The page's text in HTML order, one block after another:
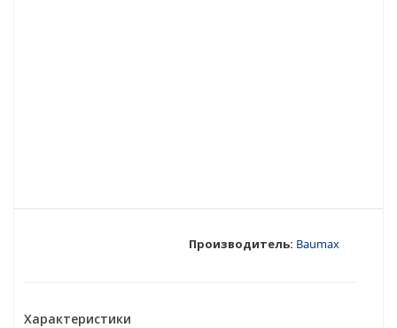
Производитель: Baumax
Характеристики